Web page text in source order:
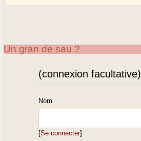
Un gran de sau ?
(connexion facultative)
Nom
[Se connecter]